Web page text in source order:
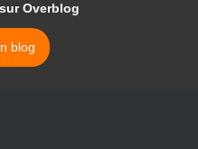
Overblog
blog